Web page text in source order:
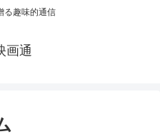
る趣味的通信
画通